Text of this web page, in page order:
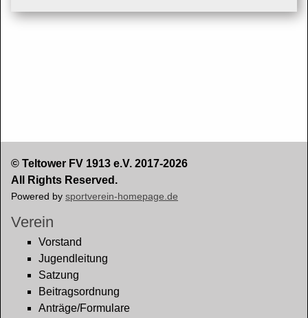
© Teltower FV 1913 e.V. 2017-2026
All Rights Reserved.
Powered by sportverein-homepage.de
Verein
Vorstand
Jugendleitung
Satzung
Beitragsordnung
Anträge/Formulare